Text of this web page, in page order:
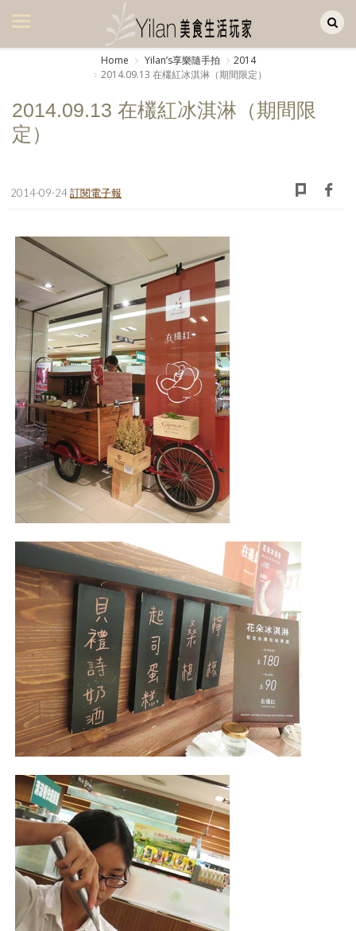
美食集
廚房集
旅遊集
書房集
日記簿
餐桌週記
享樂隨手拍
照相簿
影音區
創意出版服務
歷史區
關於Yilan
個人著作
活動實況記錄
媒體報導一覽
合作與代言
訂閱電子報
Home Yilanʼs享樂隨手拍
2014
2014.09.13 在欉紅冰淇淋（期間限定）
2014.09.13 在欉紅冰淇淋（期間限
定）
2014-09-24訂閱電子報